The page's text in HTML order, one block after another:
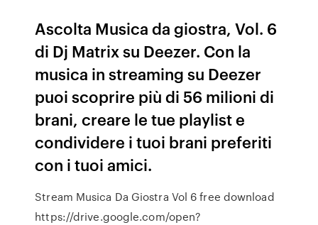
Ascolta Musica da giostra, Vol. 6
di Dj Matrix su Deezer. Con la
musica in streaming su Deezer
puoi scoprire più di 56 milioni di
brani, creare le tue playlist e
condividere i tuoi brani preferiti
con i tuoi amici.
Stream Musica Da Giostra Vol 6 free download
https://drive.google.com/open?